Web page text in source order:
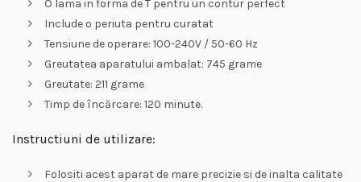
O lama in forma de T pentru un contur perfect
Include o periuta pentru curatat
Tensiune de operare: 100-240V / 50-60 Hz
Greutatea aparatului ambalat: 745 grame
Greutate: 211 grame
Timp de încărcare: 120 minute.
Instructiuni de utilizare:
Folositi acest aparat de mare precizie si de inalta calitate